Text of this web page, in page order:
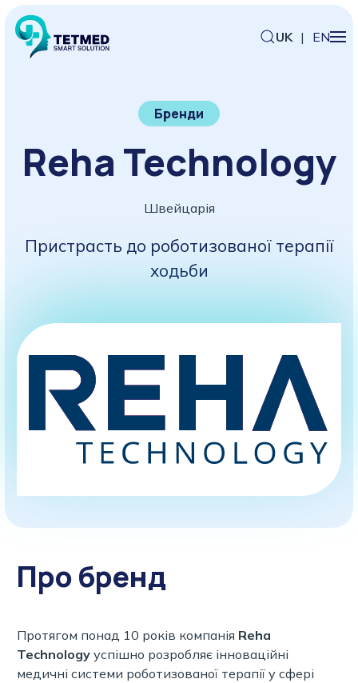
UK | EN
Бренди
Reha Technology
Швейцарія
Пристрасть до роботизованої терапії
ходьби
Про бренд
Протягом понад 10 років компанія Reha
Technology успішно розробляє інноваційні
медичні системи роботизованої терапії у сфері